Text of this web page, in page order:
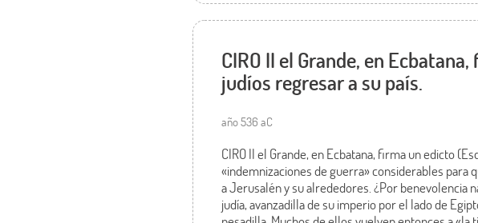
CIRO II el Grande, en
judíos regresar a su país.
año 536 aC
CIRO II el Grande, en Ecbatana, firma un edicto
«indemnizaciones de guerra» considerables para
a Jerusalén y su alrededores. ¿Por benevolencia
judía, avanzadilla de su imperio por el lado de